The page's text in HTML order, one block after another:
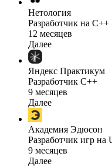
Нетология
Разработчик на C++
12 месяцев
Далее
Яндекс Практикум
Разработчик C++
9 месяцев
Далее
Академия Эдюсон
Разработчик игр
9 месяцев
Далее